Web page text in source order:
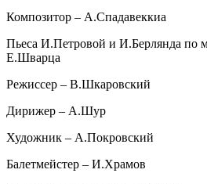
Композитор – А.Спадавеккиа
Пьеса И.Петровой и И.Берлянда по
Е.Шварца
Режиссер – В.Шкаровский
Дирижер – А.Шур
Художник – А.Покровский
Балетмейстер – И.Храмов